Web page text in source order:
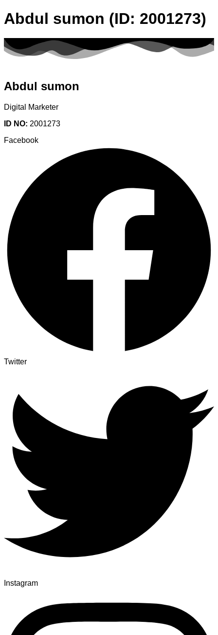
Abdul sumon (ID: 2001273)
Abdul sumon
Digital Marketer
ID NO: 2001273
Facebook
Twitter
Instagram